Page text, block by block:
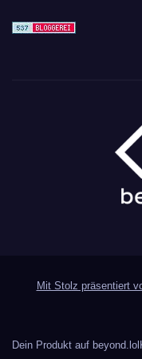
Mit Stolz präsentiert
Dein Produkt auf beyond.lol